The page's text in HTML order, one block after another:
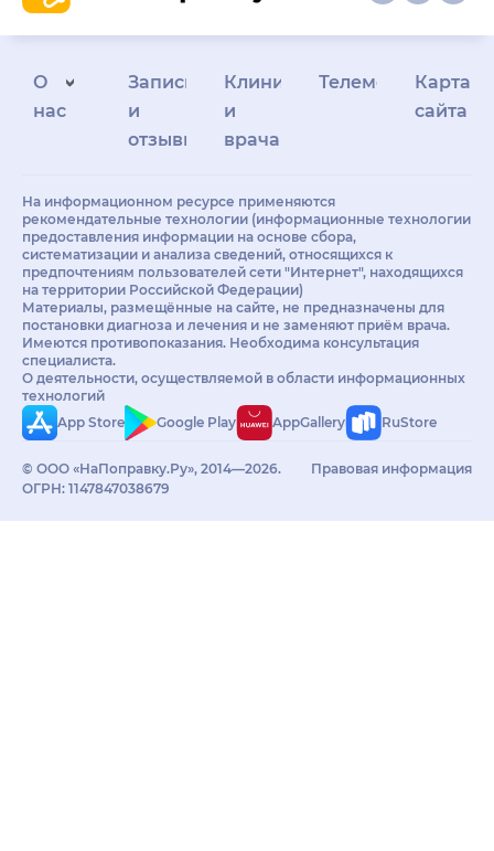
О
нас
Запись
и
отзывы
Клиникам
и
врачам
Телемедицина
Карта
сайта
На информационном ресурсе применяются
рекомендательные технологии (информационные технологии
предоставления информации на основе сбора,
систематизации и анализа сведений, относящихся к
предпочтениям пользователей сети "Интернет", находящихся
на территории Российской Федерации)
Материалы, размещённые на сайте, не предназначены для
постановки диагноза и лечения и не заменяют приём врача.
Имеются противопоказания. Необходима консультация
специалиста.
О деятельности, осуществляемой в области информационных
технологий
App Store
Google Play AppGallery RuStore
© ООО «НаПоправку.Ру», 2014—2026.
ОГРН: 1147847038679
Правовая информация